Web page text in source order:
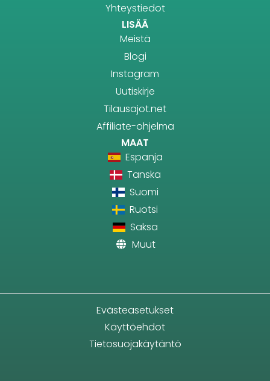
Yhteystiedot
LISÄÄ
Meistä
Blogi
Instagram
Uutiskirje
Tilausajot.net
Affiliate-ohjelma
MAAT
Espanja
Tanska
Suomi
Ruotsi
Saksa
Muut
Evästeasetukset
Käyttöehdot
Tietosuojakäytäntö